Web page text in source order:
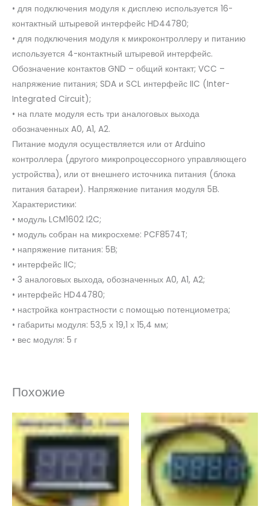
• для подключения модуля к дисплею используется 16-
контактный штыревой интерфейс HD44780;
• для подключения модуля к микроконтроллеру и питанию
используется 4-контактный штыревой интерфейс.
Обозначение контактов GND – общий контакт; VCC –
напряжение питания; SDA и SCL интерфейс IIC (Inter-
Integrated Circuit);
• на плате модуля есть три аналоговых выхода
обозначенных A0, A1, A2.
Питание модуля осуществляется или от Arduino
контроллера (другого микропроцессорного управляющего
устройства), или от внешнего источника питания (блока
питания батареи). Напряжение питания модуля 5В.
Характеристики:
• модуль LCM1602 I2C;
• модуль собран на микросхеме: PCF8574T;
• напряжение питания: 5В;
• интерфейс IIC;
• 3 аналоговых выхода, обозначенных A0, A1, A2;
• интерфейс HD44780;
• настройка контрастности с помощью потенциометра;
• габариты модуля: 53,5 х 19,1 х 15,4 мм;
• вес модуля: 5 г
Похожие